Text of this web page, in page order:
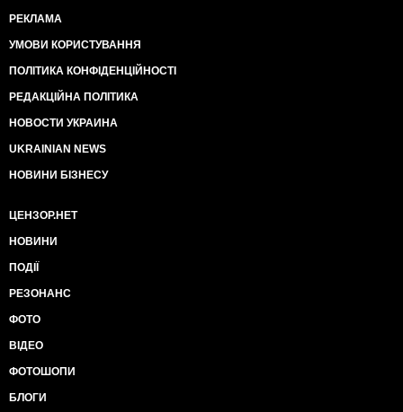
РЕКЛАМА
УМОВИ КОРИСТУВАННЯ
ПОЛІТИКА КОНФІДЕНЦІЙНОСТІ
РЕДАКЦІЙНА ПОЛІТИКА
НОВОСТИ УКРАИНА
UKRAINIAN NEWS
НОВИНИ БІЗНЕСУ
ЦЕНЗОР.НЕТ
НОВИНИ
ПОДІЇ
РЕЗОНАНС
ФОТО
ВІДЕО
ФОТОШОПИ
БЛОГИ